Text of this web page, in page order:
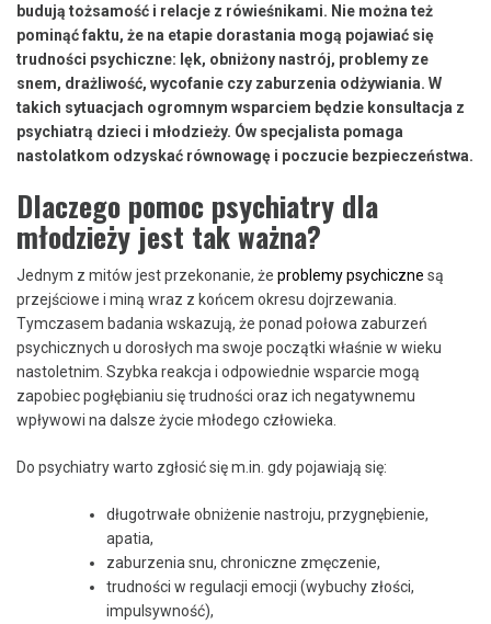
budują tożsamość i relacje z rówieśnikami. Nie można też
pominąć faktu, że na etapie dorastania mogą pojawiać się
trudności psychiczne: lęk, obniżony nastrój, problemy ze
snem, drażliwość, wycofanie czy zaburzenia odżywiania. W
takich sytuacjach ogromnym wsparciem będzie konsultacja z
psychiatrą dzieci i młodzieży. Ów specjalista pomaga
nastolatkom odzyskać równowagę i poczucie bezpieczeństwa.
Dlaczego pomoc psychiatry dla
młodzieży jest tak ważna?
Jednym z mitów jest przekonanie, że problemy psychiczne są
przejściowe i miną wraz z końcem okresu dojrzewania.
Tymczasem badania wskazują, że ponad połowa zaburzeń
psychicznych u dorosłych ma swoje początki właśnie w wieku
nastoletnim. Szybka reakcja i odpowiednie wsparcie mogą
zapobiec pogłębianiu się trudności oraz ich negatywnemu
wpływowi na dalsze życie młodego człowieka.
Do psychiatry warto zgłosić się m.in. gdy pojawiają się:
długotrwałe obniżenie nastroju, przygnębienie,
apatia,
zaburzenia snu, chroniczne zmęczenie,
trudności w regulacji emocji (wybuchy złości,
impulsywność),